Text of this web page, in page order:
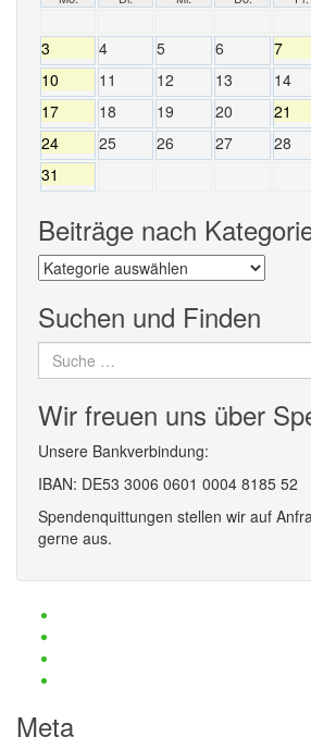
3
4 5 6 7
10
11 12 13 14
17
18 19 20 21
24
25 26 27 28
31
Beiträge nach
Beiträge
nach
Kategorien
Suchen und Finden
Suche
nach:
Wir freuen uns über
Unsere Bankverbindung:
IBAN: DE53 3006 0601 0004 8185 52
Spendenquittungen stellen wir auf
gerne aus.
Meta